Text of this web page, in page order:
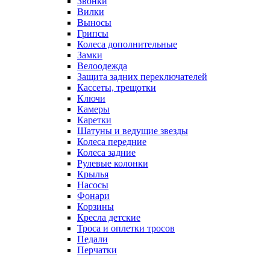
Вилки
Выносы
Грипсы
Колеса дополнительные
Замки
Велоодежда
Защита задних переключателей
Кассеты, трещотки
Ключи
Камеры
Каретки
Шатуны и ведущие звезды
Колеса передние
Колеса задние
Рулевые колонки
Крылья
Насосы
Фонари
Корзины
Кресла детские
Троса и оплетки тросов
Педали
Перчатки